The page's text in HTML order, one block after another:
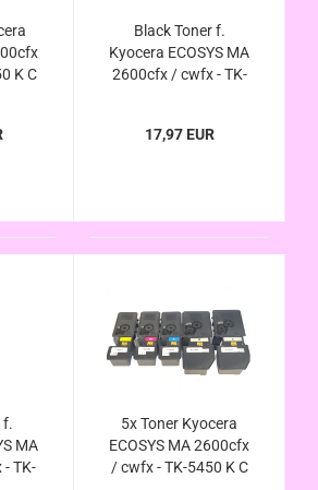
K C
Black Toner f.
Kyocera ECOSYS MA
2600cfx / cwfx - TK-
17,97 EUR
f.
MA
TK-
5x Toner Kyocera
ECOSYS MA 2600cfx
/ cwfx - TK-5450 K C